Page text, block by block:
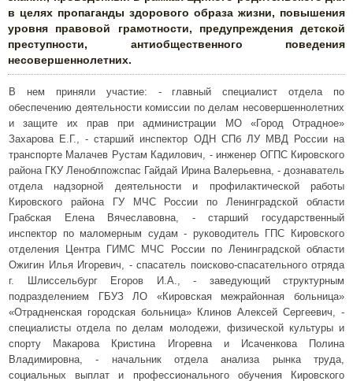
в целях пропаганды здорового образа жизни, повышения
уровня правовой грамотности, предупреждения детской
преступности, антиобщественного поведения
несовершеннолетних.
В нем приняли участие: - главный специалист отдела по
обеспечению деятельности комиссии по делам несовершеннолетних
и защите их прав при администрации МО «Город Отрадное»
Захарова Е.Г., - старший инспектор ОДН СПб ЛУ МВД России на
транспорте Малачев Рустам Кадилович, - инженер ОГПС Кировского
района ГКУ Леноблпожспас Гайдай Ирина Валерьевна, - дознаватель
отдела надзорной деятельности и профилактической работы
Кировского района ГУ МЧС России по Ленинградской области
Грабская Елена Вячеславовна, - старший государственный
инспектор по маломерным судам - руководитель ГПС Кировского
отделения Центра ГИМС МЧС России по Ленинградской области
Ожигин Илья Игоревич, - спасатель поисково-спасательного отряда
г. Шлиссельбург Егоров И.А., - заведующий структурным
подразделением ГБУЗ ЛО «Кировская межрайонная больница»
«Отрадненская городская больница» Клинов Алексей Сергеевич, -
специалисты отдела по делам молодежи, физической культуры и
спорту Макарова Кристина Игоревна и Исаченкова Полина
Владимировна, - начальник отдела анализа рынка труда,
социальных выплат и профессионального обучения Кировского